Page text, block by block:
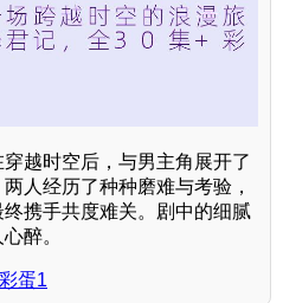
穿越时空后，与男主角展开了
人经历了种种磨难与考验，
携手共度难关。剧中的细腻
醉。
蛋1